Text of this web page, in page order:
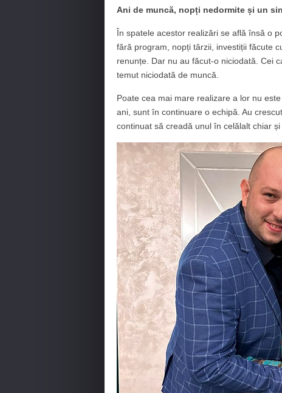
Ani de muncă, nopți nedormite și un
În spatele acestor realizări se află însă o
fără program, nopți târzii, investiții făcute
renunțe. Dar nu au făcut-o niciodată. Cei
temut niciodată de muncă.
Poate cea mai mare realizare a lor nu
ani, sunt în continuare o echipă. Au
continuat să creadă unul în celălalt chiar